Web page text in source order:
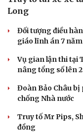
Truy tố tài xế xe
Long